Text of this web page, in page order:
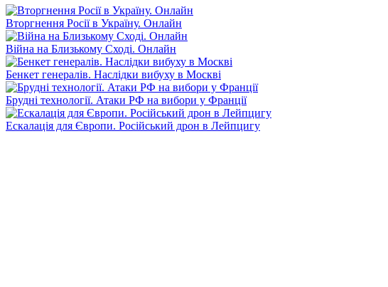
Вторгнення Росії в Україну. Онлайн
Війна на Близькому Сході. Онлайн
Бенкет генералів. Наслідки вибуху в Москві
Брудні технології. Атаки РФ на вибори у Франції
Ескалація для Європи. Російський дрон в Лейпцигу